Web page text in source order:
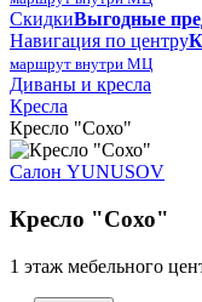
СкидкиВыгодные
Навигация по центру
маршрут внутри МЦ
Диваны и кресла
Кресла
Кресло "Сохо"
Салон YUNUSOV
Кресло "Сохо"
1 этаж мебельного